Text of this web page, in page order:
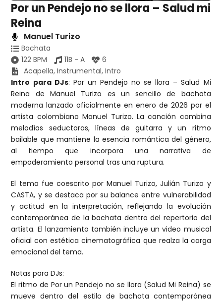
Por un Pendejo no se llora – Salud mi
Reina
Manuel Turizo
Bachata
122 BPM
11B - A
6
Acapella,Instrumental,Intro
Intro para DJs: Por un Pendejo no se llora – Salud Mi
Reina de Manuel Turizo es un sencillo de bachata
moderna lanzado oficialmente en enero de 2026 por el
artista colombiano Manuel Turizo. La canción combina
melodías seductoras, líneas de guitarra y un ritmo
bailable que mantiene la esencia romántica del género,
al tiempo que incorpora una narrativa de
empoderamiento personal tras una ruptura.
El tema fue coescrito por Manuel Turizo, Julián Turizo y
CASTA, y se destaca por su balance entre vulnerabilidad
y actitud en la interpretación, reflejando la evolución
contemporánea de la bachata dentro del repertorio del
artista. El lanzamiento también incluye un video musical
oficial con estética cinematográfica que realza la carga
emocional del tema.
Notas para DJs:
El ritmo de Por un Pendejo no se llora (Salud Mi Reina) se
mueve dentro del estilo de bachata contemporánea